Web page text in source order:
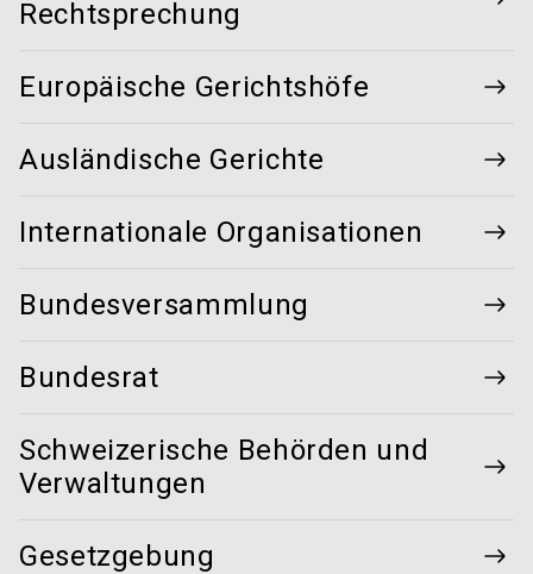
Rechtsprechung
Europäische Gerichtshöfe
Ausländische Gerichte
Internationale Organisationen
Bundesversammlung
Bundesrat
Schweizerische Behörden und
Verwaltungen
Gesetzgebung